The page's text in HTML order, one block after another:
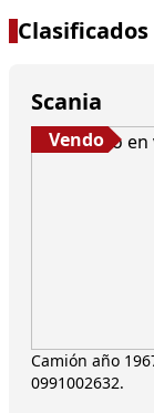
Clasificados
Scania
Vendo
Camión año
0991002632.